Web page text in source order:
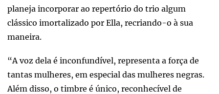
planeja incorporar ao repertório do trio algum
clássico imortalizado por Ella, recriando-o à sua
maneira.
“A voz dela é inconfundível, representa a força de
tantas mulheres, em especial das mulheres negras.
Além disso, o timbre é único, reconhecível de